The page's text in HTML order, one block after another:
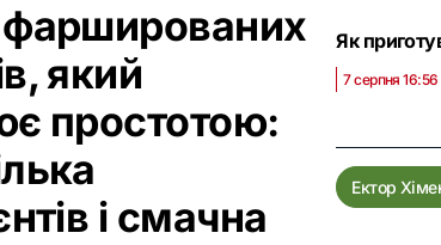
фаршированих
який
простотою:
і смачна
Як
7 серпня 16:56
Ектор